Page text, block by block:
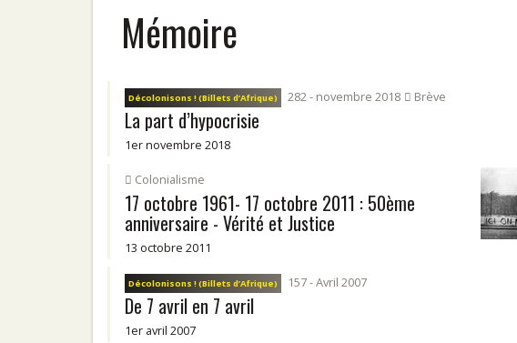
Mémoire
Décolonisons ! (Billets d’Afrique) 282 - novembre 2018 Brève
La part d’hypocrisie
1er novembre 2018
Colonialisme
17 octobre 1961- 17 octobre 2011 : 50ème
anniversaire - Vérité et Justice
13 octobre 2011
Décolonisons ! (Billets d’Afrique) 157 - Avril 2007
De 7 avril en 7 avril
1er avril 2007